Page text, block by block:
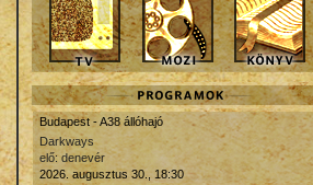
Budapest - A38 állóhajó
Darkways
elő: denevér
2026. augusztus 30., 18:30